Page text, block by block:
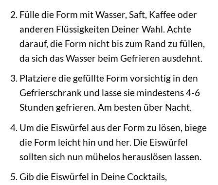
Fülle die Form mit Wasser, Saft, Kaffee oder
anderen Flüssigkeiten Deiner Wahl. Achte
darauf, die Form nicht bis zum Rand zu füllen,
da sich das Wasser beim Gefrieren ausdehnt.
Platziere die gefüllte Form vorsichtig in den
Gefrierschrank und lasse sie mindestens 4-6
Stunden gefrieren. Am besten über Nacht.
Um die Eiswürfel aus der Form zu lösen, biege
die Form leicht hin und her. Die Eiswürfel
sollten sich nun mühelos herauslösen lassen.
Gib die Eiswürfel in Deine Cocktails,